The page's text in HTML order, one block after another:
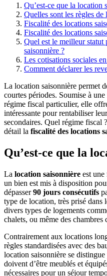
Qu’est-ce que la location
Quelles sont les règles
Fiscalité des locations
Fiscalité des locations
Quel est le meilleur
saisonnière ?
Les cotisations sociales
Comment déclarer les
La location saisonnière permet
courtes périodes. Soumise à
régime fiscal particulier, elle
intéressante pour rentabiliser
secondaires. Quel régime fiscal
détail la fiscalité des locations
Qu’est-ce que la
La location saisonnière est
un bien est mis à disposition
dépasser90 jours consécutifs
type de location, très prisé dans
divers types de logements
chalets, ou même des chambres
Contrairement aux locations
règles standardisées avec des
location saisonnière se
doivent d’être meublés et
nécessaires pour un séjour